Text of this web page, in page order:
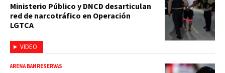
VIDEO
Ministerio Público y DNCD desarticulan
red de narcotráfico en Operación
LGTCA
ARENA BANRESERVAS